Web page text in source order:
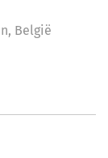
België